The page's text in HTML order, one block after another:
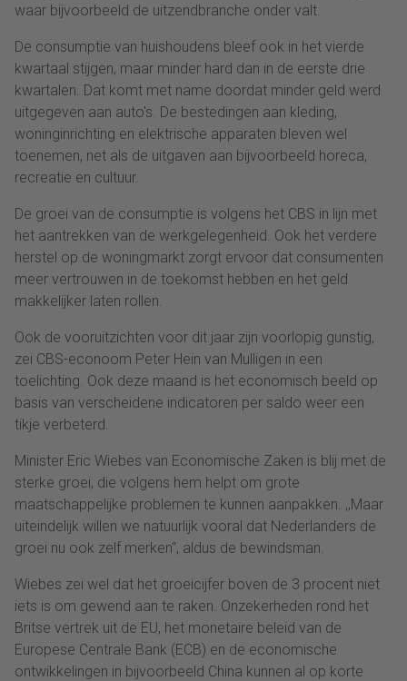
waar bijvoorbeeld de uitzendbranche onder valt.
De consumptie van huishoudens bleef ook in het vierde
kwartaal stijgen, maar minder hard dan in de eerste drie
kwartalen. Dat komt met name doordat minder geld werd
uitgegeven aan auto's. De bestedingen aan kleding,
woninginrichting en elektrische apparaten bleven wel
toenemen, net als de uitgaven aan bijvoorbeeld horeca,
recreatie en cultuur.
De groei van de consumptie is volgens het CBS in lijn met
het aantrekken van de werkgelegenheid. Ook het verdere
herstel op de woningmarkt zorgt ervoor dat consumenten
meer vertrouwen in de toekomst hebben en het geld
makkelijker laten rollen.
Ook de vooruitzichten voor dit jaar zijn voorlopig gunstig,
zei CBS-econoom Peter Hein van Mulligen in een
toelichting. Ook deze maand is het economisch beeld op
basis van verscheidene indicatoren per saldo weer een
tikje verbeterd.
Minister Eric Wiebes van Economische Zaken is blij met de
sterke groei, die volgens hem helpt om grote
maatschappelijke problemen te kunnen aanpakken. ,,Maar
uiteindelijk willen we natuurlijk vooral dat Nederlanders de
groei nu ook zelf merken'', aldus de bewindsman.
Wiebes zei wel dat het groeicijfer boven de 3 procent niet
iets is om gewend aan te raken. Onzekerheden rond het
Britse vertrek uit de EU, het monetaire beleid van de
Europese Centrale Bank (ECB) en de economische
ontwikkelingen in bijvoorbeeld China kunnen al op korte